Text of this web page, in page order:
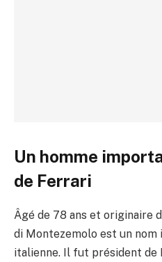
Un homme
de Ferrari
Âgé de 78 ans et originaire
di Montezemolo est un nom
italienne. Il fut président de